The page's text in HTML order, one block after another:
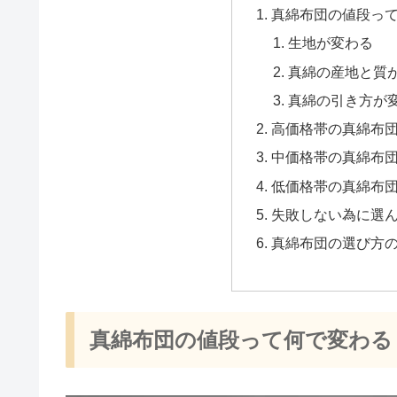
真綿布団の値段っ
生地が変わる
真綿の産地と質
真綿の引き方が
高価格帯の真綿布
中価格帯の真綿布
低価格帯の真綿布
失敗しない為に選
真綿布団の選び方
真綿布団の値段って何で変わる